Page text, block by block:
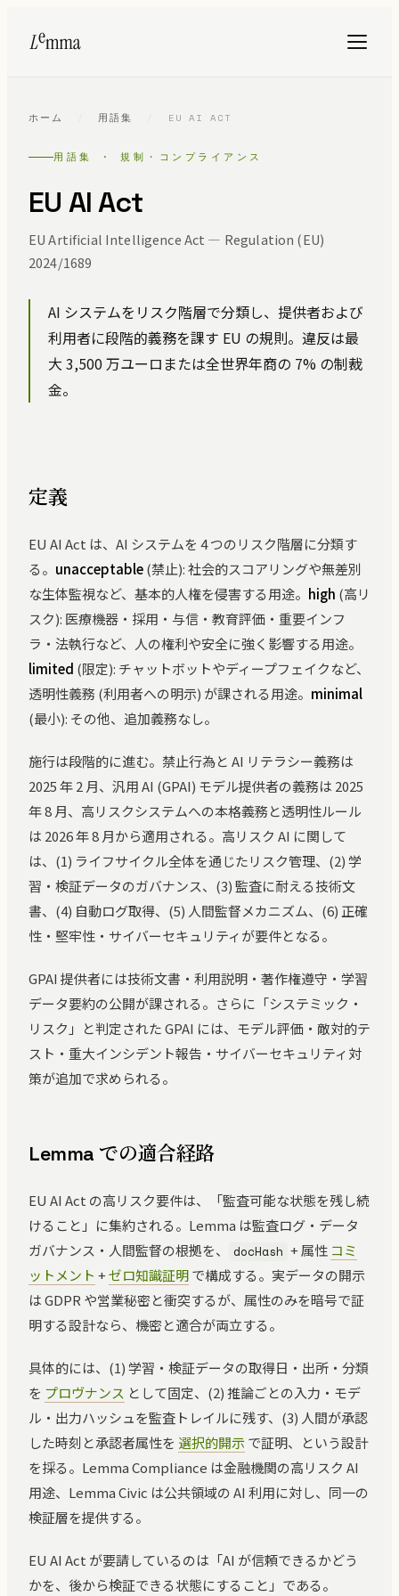
ホーム 用語集 EU AI ACT
用語集 · 規制・コンプライアンス
EU AI Act
EU Artificial Intelligence Act — Regulation (EU)
2024/1689
AI システムをリスク階層で分類し、提供者および
利用者に段階的義務を課す EU の規則。違反は最
大 3,500 万ユーロまたは全世界年商の 7% の制裁
金。
定義
EU AI Act は、AI システムを 4 つのリスク階層に分類す
る。 unacceptable(禁止): 社会的スコアリングや無差別
な生体監視など、基本的人権を侵害する用途。 high (高リ
スク): 医療機器・採用・与信・教育評価・重要インフ
ラ・法執行など、人の権利や安全に強く影響する用途。
limited (限定): チャットボットやディープフェイクなど、
透明性義務 (利用者への明示) が課される用途。 minimal
(最小): その他、追加義務なし。
施行は段階的に進む。禁止行為と AI リテラシー義務は
2025 年 2 月、汎用 AI (GPAI) モデル提供者の義務は 2025
年 8 月、高リスクシステムへの本格義務と透明性ルール
は 2026 年 8 月から適用される。高リスク AI に関して
は、(1) ライフサイクル全体を通じたリスク管理、(2) 学
習・検証データのガバナンス、(3) 監査に耐える技術文
書、(4) 自動ログ取得、(5) 人間監督メカニズム、(6) 正確
性・堅牢性・サイバーセキュリティが要件となる。
GPAI 提供者には技術文書・利用説明・著作権遵守・学習
データ要約の公開が課される。さらに「システミック・
リスク」と判定された GPAI には、モデル評価・敵対的テ
スト・重大インシデント報告・サイバーセキュリティ対
策が追加で求められる。
Lemma での適合経路
EU AI Act の高リスク要件は、「監査可能な状態を残し続
けること」に集約される。Lemma は監査ログ・データ
ガバナンス・人間監督の根拠を、
docHash + 属性 コミ
ットメント +ゼロ知識証明で構成する。実データの開示
は GDPR や営業秘密と衝突するが、属性のみを暗号で証
明する設計なら、機密と適合が両立する。
具体的には、(1) 学習・検証データの取得日・出所・分類
を プロヴナンス として固定、(2) 推論ごとの入力・モデ
ル・出力ハッシュを監査トレイルに残す、(3) 人間が承認
した時刻と承認者属性を 選択的開示で証明、という設計
を採る。Lemma Compliance は金融機関の高リスク AI
用途、Lemma Civic は公共領域の AI 利用に対し、同一の
検証層を提供する。
EU AI Act が要請しているのは「AI が信頼できるかどう
かを、後から検証できる状態にすること」である。